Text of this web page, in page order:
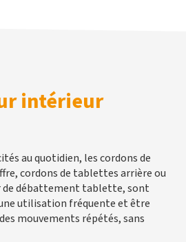
intérieur
au quotidien, les cordons de
cordons de tablettes arrière ou
de débattement tablette, sont
utilisation fréquente et être
mouvements répétés, sans